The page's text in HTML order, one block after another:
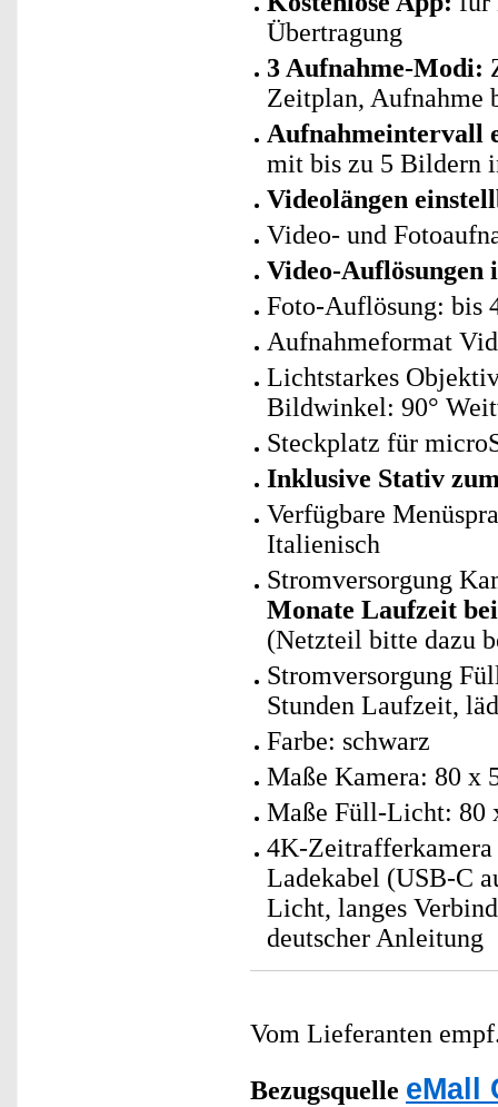
Übertragung
3 Aufnahme-Modi:
Zeitplan, Aufnahme
Aufnahmeintervall
mit bis zu 5 Bildern
Videolängen
Video- und
Video-Auflösungen
Foto-Auflösung: bis
Aufnahmeformat
Lichtstarkes
Bildwinkel: 90°
Steckplatz für
Inklusive Stativ
Verfügbare
Italienisch
Stromversorgung
Monate Laufzeit
(Netzteil bitte dazu
Stromversorgung
Stunden Laufzeit,
Farbe: schwarz
Maße Kamera: 80 x
Maße Füll-Licht: 80
4K-
Ladekabel (USB-C
Licht, langes
deutscher Anleitung
Vom Lieferanten
Bezugsquelle eMall